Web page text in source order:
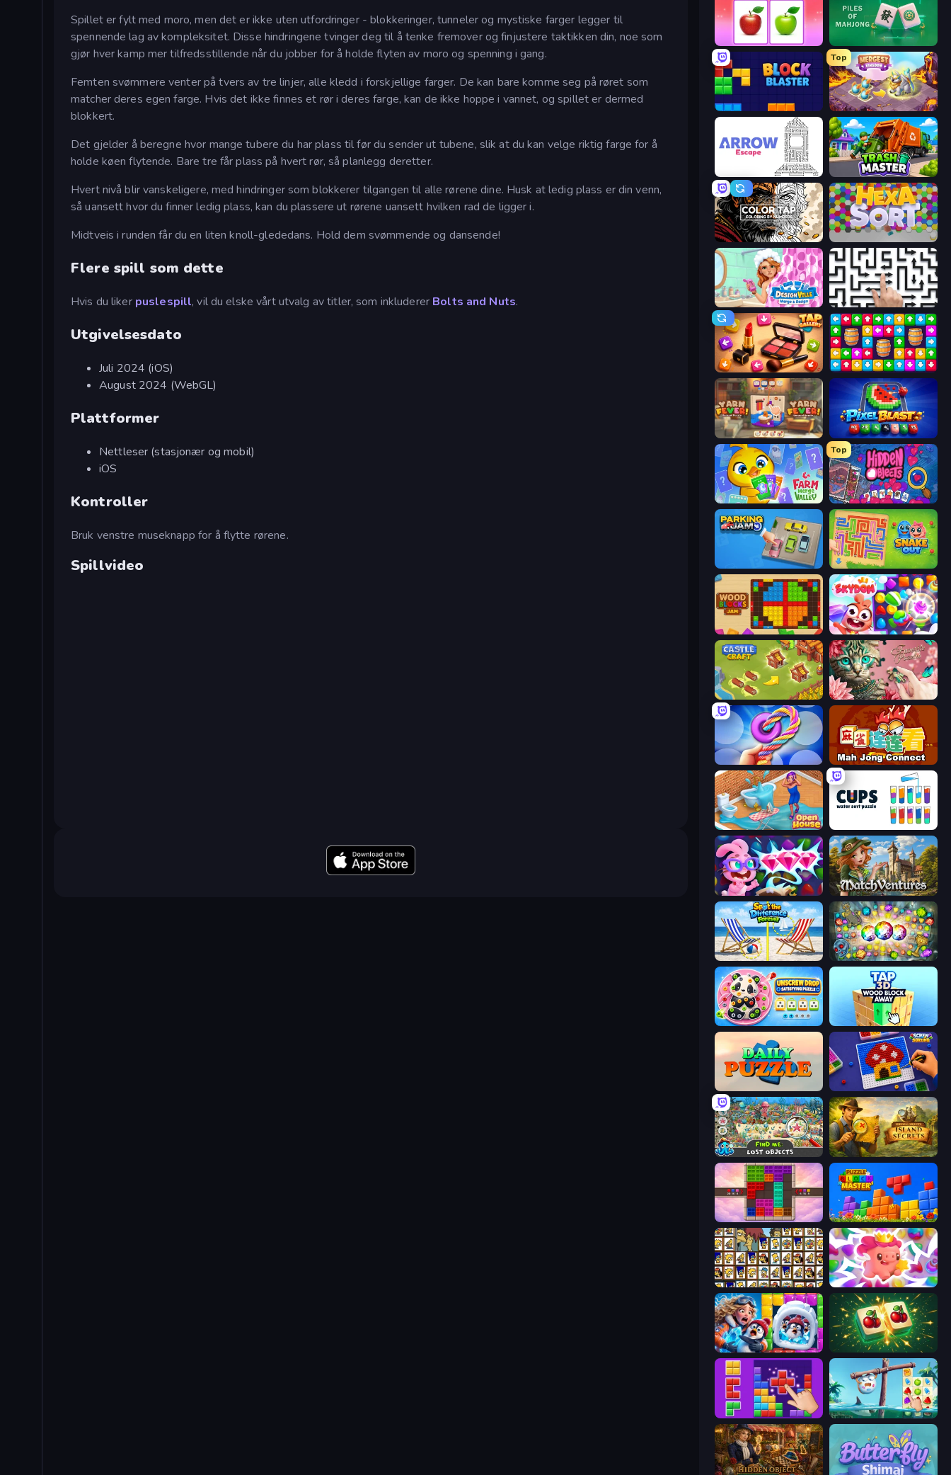
Spillet er fylt med moro, men det er ikke uten utfordringer - blokkeringer, tunneler og mystiske farger legger til
spennende lag av kompleksitet. Disse hindringene tvinger deg til å tenke fremover og finjustere taktikken din, noe som
gjør hver kamp mer tilfredsstillende når du jobber for å holde flyten av moro og spenning i gang.
Femten svømmere venter på tvers av tre linjer, alle kledd i forskjellige farger. De kan bare komme seg på røret som
matcher deres egen farge. Hvis det ikke finnes et rør i deres farge, kan de ikke hoppe i vannet, og spillet er dermed
blokkert.
Det gjelder å beregne hvor mange tubere du har plass til før du sender ut tubene, slik at du kan velge riktig farge for å
holde køen flytende. Bare tre får plass på hvert rør, så planlegg deretter.
Hvert nivå blir vanskeligere, med hindringer som blokkerer tilgangen til alle rørene dine. Husk at ledig plass er din venn,
så uansett hvor du finner ledig plass, kan du plassere ut rørene uansett hvilken rad de ligger i.
Midtveis i runden får du en liten knoll-glededans. Hold dem svømmende og dansende!
Flere spill som dette
Hvis du liker puslespill, vil du elske vårt utvalg av titler, som inkluderer Bolts and Nuts.
Utgivelsesdato
Juli 2024 (iOS)
August 2024 (WebGL)
Plattformer
Nettleser (stasjonær og mobil)
iOS
Kontroller
Bruk venstre museknapp for å flytte rørene.
Spillvideo
What's The Difference? Piles of Mahjong
Block Blaster
Top
Mergest Kingdom
Arrow Escape Trash Master
Color Tap: Coloring by Numbers
Designville: Merge & Design Arrow Escape: Puzzle
Tap Gallery Tap Away Story
Yarn Fever! Unravel Puzzle Pixel Blast
Farm Merge Valley
Top
Hidden Objects
Snake Out: Maze Escape
Wood Blocks Jam Skydom
Castle Craft Favorite Puzzles
Twisted Tangle Mahjong Connect (Legacy)
Open House Cups - Water Sort Puzzle
Skydom: Reforged MatchVentures
Spot the Difference Forever Forgotten Treasure 2
Unscrew Drop: Satisfying Puzzle
Screw Sorting
Find Me: Lost Objects Hidden Objects: Island Secrets
Color Cube Puzzle Puzzle Block Master
Tiles of the Simpsons Match Arena
Captain Blast Mahjong Puzzle: Tile Match
BlockBuster Puzzle Sugar Heroes